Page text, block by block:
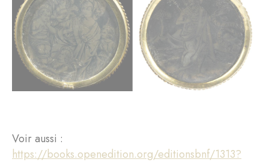
Voir aussi :
https://books.openedition.org/editionsbnf/1313?